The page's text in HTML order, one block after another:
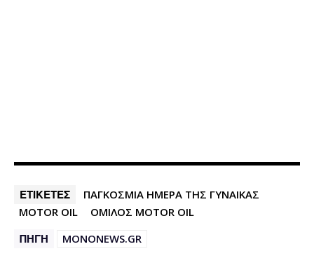
ΕΤΙΚΕΤΕΣ
ΠΑΓΚΟΣΜΙΑ ΗΜΕΡΑ ΤΗΣ ΓΥΝΑΙΚΑΣ
MOTOR OIL
ΟΜΙΛΟΣ MOTOR OIL
ΠΗΓΗ MONONEWS.GR